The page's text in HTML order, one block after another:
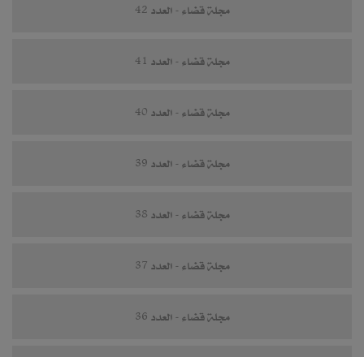
مجلة قضاء - العدد 42
مجلة قضاء - العدد 41
مجلة قضاء - العدد 40
مجلة قضاء - العدد 39
مجلة قضاء - العدد 38
مجلة قضاء - العدد 37
مجلة قضاء - العدد 36